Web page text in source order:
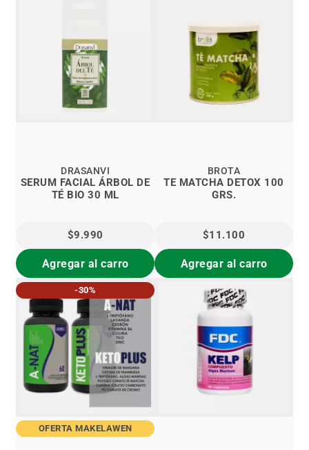
SERUM FACIAL ÁRBOL DE
TÉ BIO 30 ML
DRASANVI
$9.990
Agregar al carro
TE MATCHA DETOX 100
GRS.
BROTA
$11.100
Agregar al carro
-30%
OFERTA MAKELAWEN